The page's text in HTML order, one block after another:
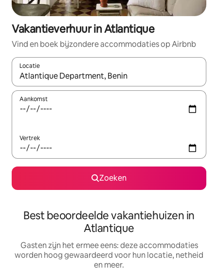
Vakantieverhuur in Atlantique
Vind en boek bijzondere accommodaties op Airbnb
Locatie
Wanneer er suggesties beschikbaar zijn, maak je een keuze
Aankomst
Vertrek
Zoeken
Best beoordeelde vakantiehuizen in
Atlantique
Gasten zijn het ermee eens: deze accommodaties
worden hoog gewaardeerd voor hun locatie, netheid
en meer.